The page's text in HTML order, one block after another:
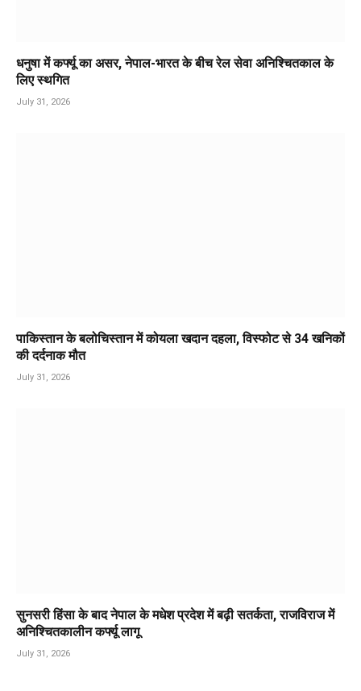
धनुषा में कर्फ्यू का असर, नेपाल-भारत के बीच रेल सेवा अनिश्चितकाल के
लिए स्थगित
July 31, 2026
पाकिस्तान के बलोचिस्तान में कोयला खदान दहला, विस्फोट से 34 खनिकों
की दर्दनाक मौत
July 31, 2026
सुनसरी हिंसा के बाद नेपाल के मधेश प्रदेश में बढ़ी सतर्कता, राजविराज में
अनिश्चितकालीन कर्फ्यू लागू
July 31, 2026